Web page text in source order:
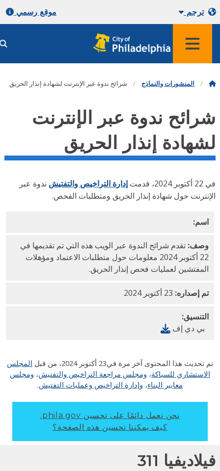
موقع رسمي ترجم
المنشورات والنماذج شرائح ندوة عبر الإنترنت لشهادة إنذار الحريق
ندوة عبر الإنترنت
إنذار الحريق
قدمت إدارة التراخيص والتفتيشندوة عبر
حول شهادة إنذار الحريق ومتطلبات الفحص.
اسم:متطلبات
وصف:تقدم شرائح الندوة عبر الويب هذه التي تم تقديمها في
22 أكتوبر 2024 معلومات حول متطلبات الاعتماد ومؤهلات
المفتشين لعمليات فحص إنذار الحريق.
تم إصداره:23 أكتوبر 2024
التنسيق:
بي دي إف
تحديث هذا المحتوى آخر مرة في 23 أكتوبر 2024 ، من قبلالمجلس
للسباكة،ومجلس مراجعة التراخيص والتفتيش،ومجلس
معايير البناء،وإدارة التراخيص وعمليات التفتيش.
نحن نعمل دائمًا على تحسين phila.gov.
كيف يمكننا تحسين هذه الصفحة؟
311